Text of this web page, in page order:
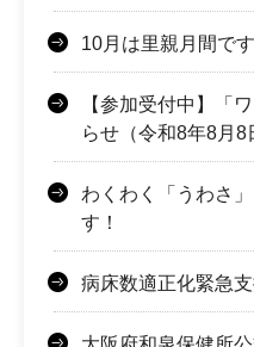
10月は里親月間です
【参加受付中】「
らせ（令和8年8月8
わくわく「うわさ
す！
病床数適正化緊急